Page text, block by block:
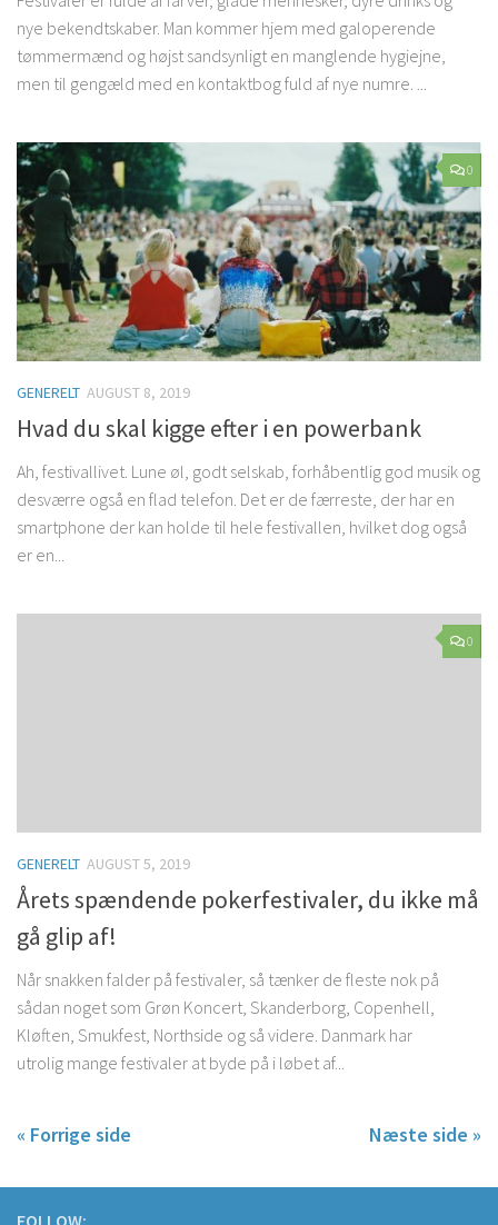
nye bekendtskaber. Man kommer hjem med galoperende
tømmermænd og højst sandsynligt en manglende hygiejne,
men til gengæld med en kontaktbog fuld af nye numre. ...
0
GENERELT AUGUST 8, 2019
Hvad du skal kigge efter i en powerbank
Ah, festivallivet. Lune øl, godt selskab, forhåbentlig god musik og
desværre også en flad telefon. Det er de færreste, der har en
smartphone der kan holde til hele festivallen, hvilket dog også
er en...
0
GENERELT AUGUST 5, 2019
Årets spændende pokerfestivaler, du ikke må
gå glip af!
Når snakken falder på festivaler, så tænker de fleste nok på
sådan noget som Grøn Koncert, Skanderborg, Copenhell,
Kløften, Smukfest, Northside og så videre. Danmark har
utrolig mange festivaler at byde på i løbet af...
« Forrige side Næste side »